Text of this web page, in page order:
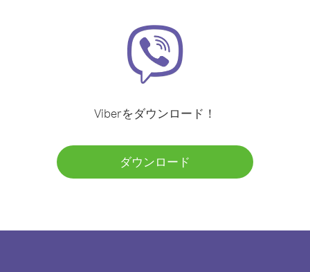
Viberをダウンロード！
ダウンロード